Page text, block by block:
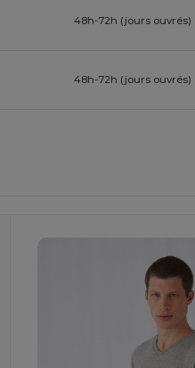
48h-72h (jours ouvrés)
48h-72h (jours ouvrés)